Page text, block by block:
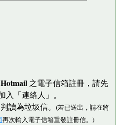
Hotmail 之電子信箱註冊，請先
入「連絡人」。
讀為垃圾信。 (若已送出，請在將
再次輸入電子信箱重發註冊信。)